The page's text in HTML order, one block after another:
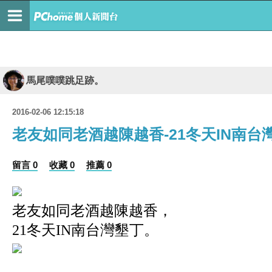
馬尾噗噗跳足跡。
2016-02-06 12:15:18
老友如同老酒越陳越香-21冬天IN南台
留言 0 收藏 0 推薦 0
老友如同老酒越陳越香，
21冬天IN南台灣墾丁。